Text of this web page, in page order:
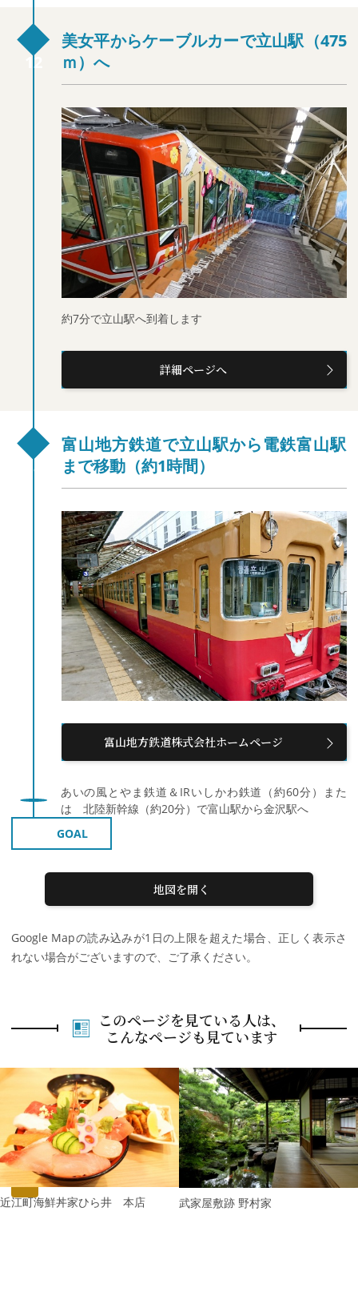
美女平からケーブルカーで立山駅（475
ｍ）へ
約7分で立山駅へ到着します
詳細ページへ
富山地方鉄道で立山駅から電鉄富山駅
まで移動（約1時間）
富山地方鉄道株式会社ホームページ
あいの風とやま鉄道＆IRいしかわ鉄道（約60分）また
は 北陸新幹線（約20分）で富山駅から金沢駅へ
GOAL
地図を開く
Google Mapの読み込みが1日の上限を超えた場合、正しく表示さ
れない場合がございますので、ご了承ください。
このページを見ている人は、
こんなページも見ています
e
v
i
o
u
近江町海鮮丼家ひら井 本店 武家屋敷跡 野村家
N
e
x
t